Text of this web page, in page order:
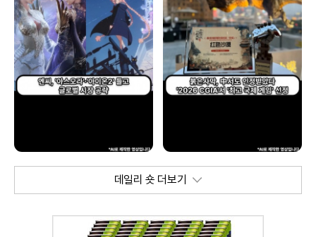
데일리 숏 더보기